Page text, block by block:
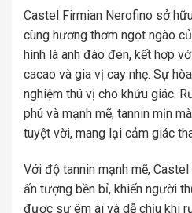
Castel Firmian Nerofino sở
cùng hương thơm ngọt ngào
hình là anh đào đen, kết hợp
cacao và gia vị cay nhẹ. Sự
nghiệm thú vị cho khứu giác.
phú và mạnh mẽ, tannin mịn
tuyệt vời, mang lại cảm giác
Với độ tannin mạnh mẽ,
ấn tượng bền bỉ, khiến người
được sự êm ái và dễ chịu khi